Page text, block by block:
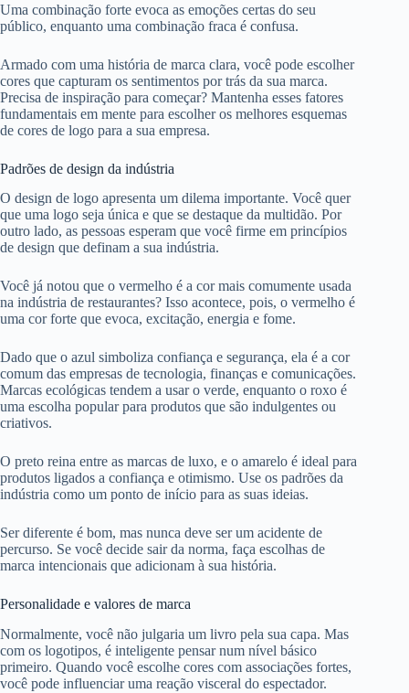
Uma combinação forte evoca as emoções certas do seu
público, enquanto uma combinação fraca é confusa.
Armado com uma história de marca clara, você pode escolher
cores que capturam os sentimentos por trás da sua marca.
Precisa de inspiração para começar? Mantenha esses fatores
fundamentais em mente para escolher os melhores esquemas
de cores de logo para a sua empresa.
Padrões de design da indústria
O design de logo apresenta um dilema importante. Você quer
que uma logo seja única e que se destaque da multidão. Por
outro lado, as pessoas esperam que você firme em princípios
de design que definam a sua indústria.
Você já notou que o vermelho é a cor mais comumente usada
na indústria de restaurantes? Isso acontece, pois, o vermelho é
uma cor forte que evoca, excitação, energia e fome.
Dado que o azul simboliza confiança e segurança, ela é a cor
comum das empresas de tecnologia, finanças e comunicações.
Marcas ecológicas tendem a usar o verde, enquanto o roxo é
uma escolha popular para produtos que são indulgentes ou
criativos.
O preto reina entre as marcas de luxo, e o amarelo é ideal para
produtos ligados a confiança e otimismo. Use os padrões da
indústria como um ponto de início para as suas ideias.
Ser diferente é bom, mas nunca deve ser um acidente de
percurso. Se você decide sair da norma, faça escolhas de
marca intencionais que adicionam à sua história.
Personalidade e valores de marca
Normalmente, você não julgaria um livro pela sua capa. Mas
com os logotipos, é inteligente pensar num nível básico
primeiro. Quando você escolhe cores com associações fortes,
você pode influenciar uma reação visceral do espectador.